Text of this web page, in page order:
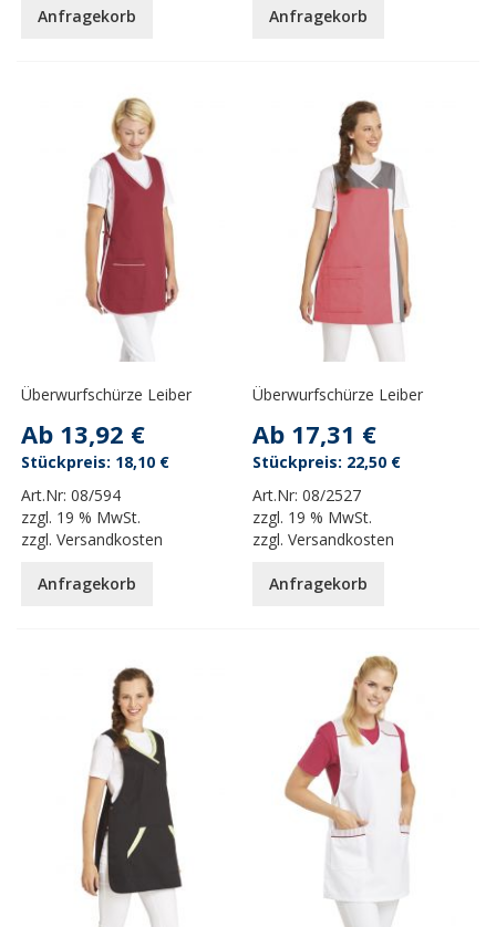
Anfragekorb Anfragekorb
Überwurfschürze Leiber
Ab 13,92 €
Art.Nr:08/594
zzgl. 19 % MwSt.
zzgl.Versandkosten
18,10 €
Anfragekorb
Überwurfschürze Leiber
Ab 17,31 €
Art.Nr:08/2527
zzgl. 19 % MwSt.
zzgl.Versandkosten
22,50 €
Anfragekorb